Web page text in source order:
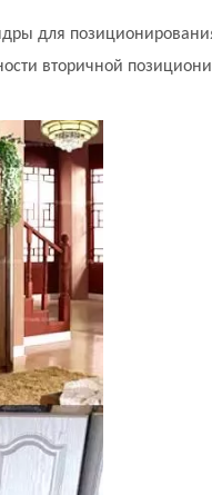
для
вторичной